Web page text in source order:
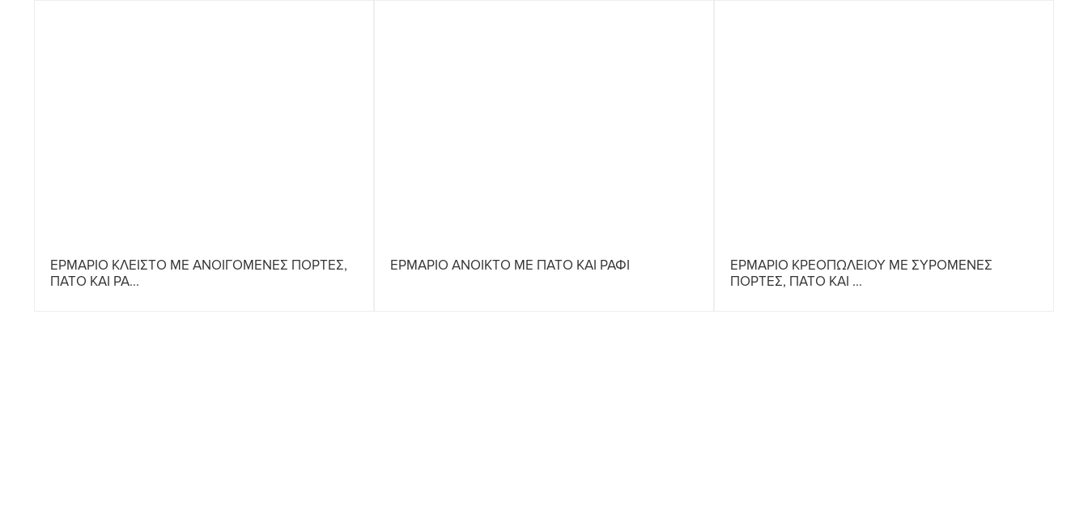
ΕΡΜΑΡΙΟ ΚΛΕΙΣΤΟ ΜΕ ΑΝΟΙΓΟΜΕΝΕΣ ΠΟΡΤΕΣ,
ΠΑΤΟ ΚΑΙ ΡΑ...
ΕΡΜΑΡΙΟ ΑΝΟΙΚΤΟ ΜΕ ΠΑΤΟ ΚΑΙ ΡΑΦΙ
ΕΡΜΑΡΙΟ ΚΡΕΟΠΩΛΕΙΟΥ ΜΕ ΣΥΡΟΜΕΝΕΣ
ΠΟΡΤΕΣ, ΠΑΤΟ ΚΑΙ ...